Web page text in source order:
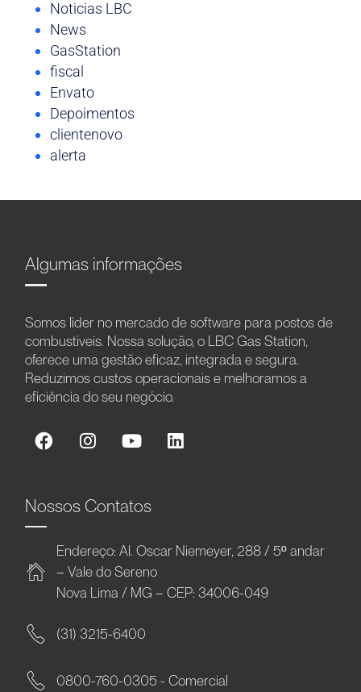
Noticias LBC
News
GasStation
fiscal
Envato
Depoimentos
clientenovo
alerta
Algumas informações
Somos líder no mercado de software para postos de
combustíveis. Nossa solução, o LBC Gas Station,
oferece uma gestão eficaz, integrada e segura.
Reduzimos custos operacionais e melhoramos a
eficiência do seu negócio.
Nossos Contatos
Endereço: Al. Oscar Niemeyer, 288 / 5º andar
– Vale do Sereno
Nova Lima / MG – CEP: 34006-049
(31) 3215-6400
0800-760-0305 - Comercial